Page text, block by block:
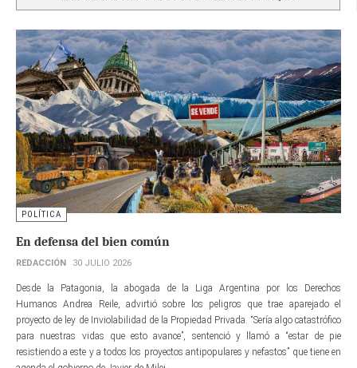
POLÍTICA
En defensa del bien común
REDACCIÓN 30 JULIO 2026
Desde la Patagonia, la abogada de la Liga Argentina por los Derechos
Humanos Andrea Reile, advirtió sobre los peligros que trae aparejado el
proyecto de ley de Inviolabilidad de la Propiedad Privada. “Sería algo catastrófico
para nuestras vidas que esto avance”, sentenció y llamó a “estar de pie
resistiendo a este y a todos los proyectos antipopulares y nefastos” que tiene en